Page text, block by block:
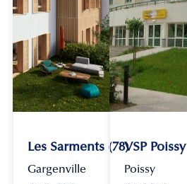
Les Sarments (78)
Gargenville
VSP Poissy
Poissy